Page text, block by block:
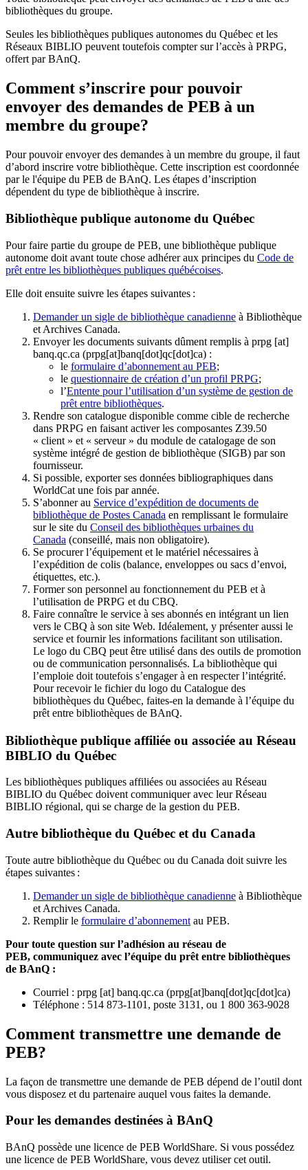
bibliothèques du groupe.
Seules les bibliothèques publiques autonomes du Québec et les
Réseaux BIBLIO peuvent toutefois compter sur l’accès à PRPG,
offert par BAnQ.
Comment s’inscrire pour pouvoir
envoyer des demandes de PEB à un
membre du groupe?
Pour pouvoir envoyer des demandes à un membre du groupe, il faut
d’abord inscrire votre bibliothèque. Cette inscription est coordonnée
par le l'équipe du PEB de BAnQ. Les étapes d’inscription
dépendent du type de bibliothèque à inscrire.
Bibliothèque publique autonome du Québec
Pour faire partie du groupe de PEB, une bibliothèque publique
autonome doit avant toute chose adhérer aux principes du Code de
prêt entre les bibliothèques publiques québécoises.
Elle doit ensuite suivre les étapes suivantes :
Demander un sigle de bibliothèque canadienne à Bibliothèque
et Archives Canada.
Envoyer les documents suivants dûment remplis à prpg [at]
banq.qc.ca (prpg[at]banq[dot]qc[dot]ca) :
le formulaire d’abonnement au PEB;
le questionnaire de création d’un profil PRPG;
l’Entente pour l’utilisation d’un système de gestion de
prêt entre bibliothèques.
Rendre son catalogue disponible comme cible de recherche
dans PRPG en faisant activer les composantes Z39.50
« client » et « serveur » du module de catalogage de son
système intégré de gestion de bibliothèque (SIGB) par son
fournisseur.
Si possible, exporter ses données bibliographiques dans
WorldCat une fois par année.
S’abonner au Service d’expédition de documents de
bibliothèque de Postes Canada en remplissant le formulaire
sur le site du Conseil des bibliothèques urbaines du
Canada (conseillé, mais non obligatoire).
Se procurer l’équipement et le matériel nécessaires à
l’expédition de colis (balance, enveloppes ou sacs d’envoi,
étiquettes, etc.).
Former son personnel au fonctionnement du PEB et à
l’utilisation de PRPG et du CBQ.
Faire connaître le service à ses abonnés en intégrant un lien
vers le CBQ à son site Web. Idéalement, y présenter aussi le
service et fournir les informations facilitant son utilisation.
Le logo du CBQ peut être utilisé dans des outils de promotion
ou de communication personnalisés. La bibliothèque qui
l’emploie doit toutefois s’engager à en respecter l’intégrité.
Pour recevoir le fichier du logo du Catalogue des
bibliothèques du Québec, faites-en la demande à l’équipe du
prêt entre bibliothèques de BAnQ.
Bibliothèque publique affiliée ou associée au Réseau
BIBLIO du Québec
Les bibliothèques publiques affiliées ou associées au Réseau
BIBLIO du Québec doivent communiquer avec leur Réseau
BIBLIO régional, qui se charge de la gestion du PEB.
Autre bibliothèque du Québec et du Canada
Toute autre bibliothèque du Québec ou du Canada doit suivre les
étapes suivantes :
Demander un sigle de bibliothèque canadienne à Bibliothèque
et Archives Canada.
Remplir le formulaire d’abonnement au PEB.
Pour toute question sur l’adhésion au réseau de
PEB, communiquez avec l’équipe du prêt entre bibliothèques
de BAnQ :
Courriel : prpg [at] banq.qc.ca (prpg[at]banq[dot]qc[dot]ca)
Téléphone : 514 873-1101, poste 3131, ou 1 800 363-9028
Comment transmettre une demande de
PEB?
La façon de transmettre une demande de PEB dépend de l’outil dont
vous disposez et du partenaire auquel vous faites la demande.
Pour les demandes destinées à BAnQ
BAnQ possède une licence de PEB WorldShare. Si vous possédez
une licence de PEB WorldShare, vous devez utiliser cet outil.